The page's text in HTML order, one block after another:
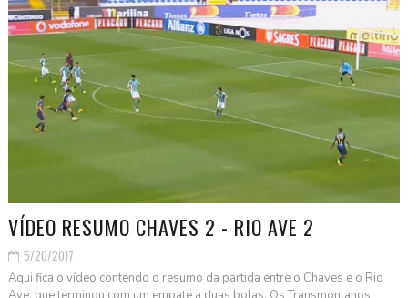
VÍDEO RESUMO CHAVES 2 - RIO AVE 2
5/20/2017
Aqui fica o vídeo contendo o resumo da partida entre o Chaves e o Rio